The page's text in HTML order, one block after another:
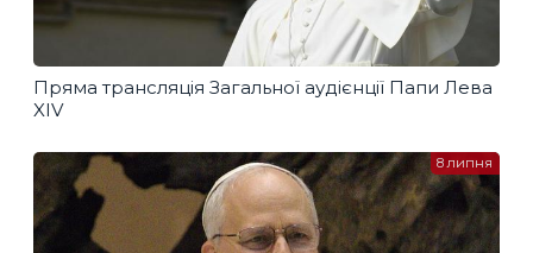
Пряма трансляція Загальної аудієнції Папи Лева
XIV
8 липня